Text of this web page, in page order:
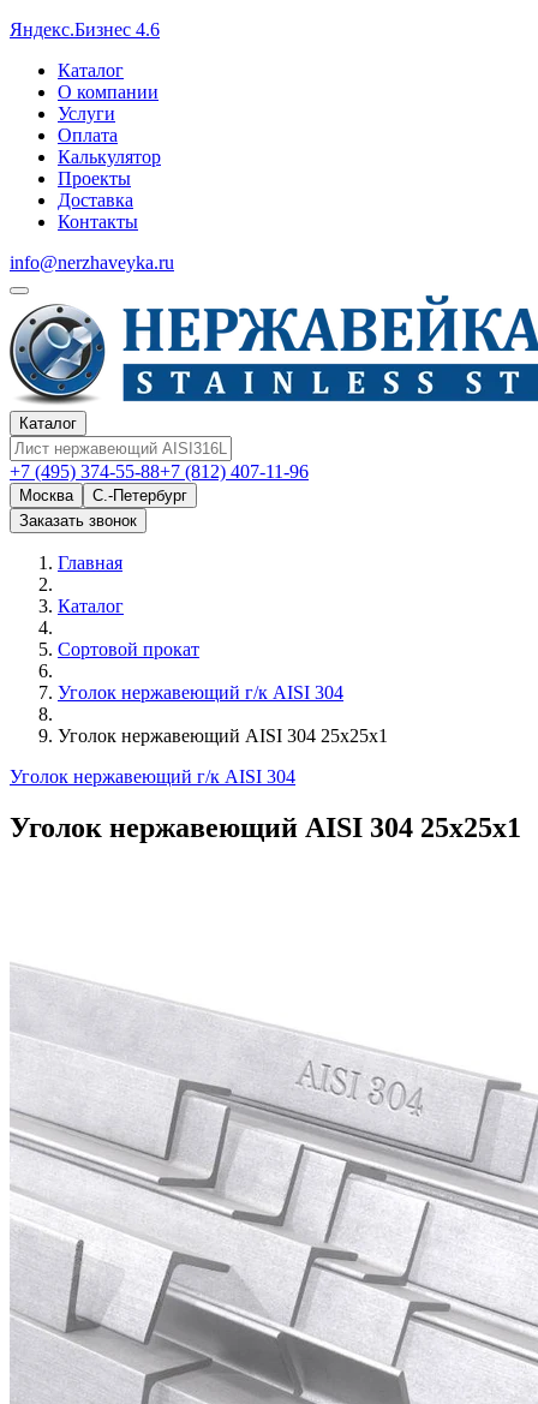
Яндекс.Бизнес 4.6
Каталог
О компании
Услуги
Оплата
Калькулятор
Проекты
Доставка
Контакты
info@nerzhaveyka.ru
Каталог
+7 (495) 374-55-88+7 (812) 407-11-96
Москва
С.-Петербург
Заказать звонок
Главная
Каталог
Сортовой прокат
Уголок нержавеющий г/к AISI 304
Уголок нержавеющий AISI 304 25х25х1
Уголок нержавеющий г/к AISI 304
Уголок нержавеющий AISI 304 25х25х1